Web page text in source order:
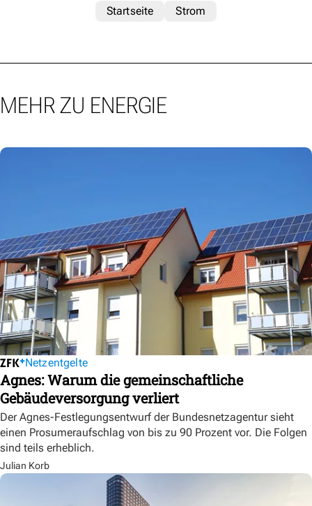
Startseite
Strom
MEHR ZU ENERGIE
Netzentgelte
Agnes: Warum die gemeinschaftliche
Gebäudeversorgung verliert
Der Agnes-Festlegungsentwurf der Bundesnetzagentur sieht
einen Prosumeraufschlag von bis zu 90 Prozent vor. Die Folgen
sind teils erheblich.
Julian Korb